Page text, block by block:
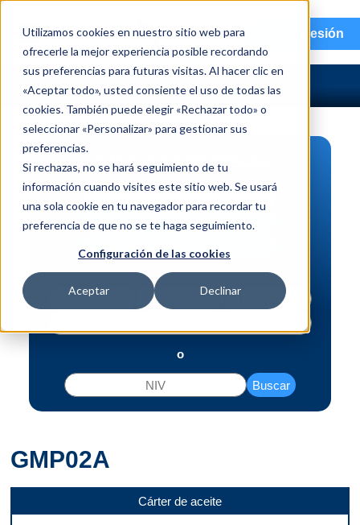
Utilizamos cookies en nuestro sitio web para
ofrecerle la mejor experiencia posible recordando
sus preferencias para futuras visitas. Al hacer clic en
«Aceptar todo», usted consiente el uso de todas las
cookies. También puede elegir «Rechazar todo» o
seleccionar «Personalizar» para gestionar sus
preferencias.
Si rechazas, no se hará seguimiento de tu
información cuando visites este sitio web. Se usará
una sola cookie en tu navegador para recordar tu
preferencia de que no se te haga seguimiento.
Configuración de las cookies
Aceptar Declinar
menu Iniciar sesión
BÚSQUEDA DE PIEZAS
Vehículo | NIV
Pieza | N.º de intercambio
o
Buscar
GMP02A
Cárter de aceite